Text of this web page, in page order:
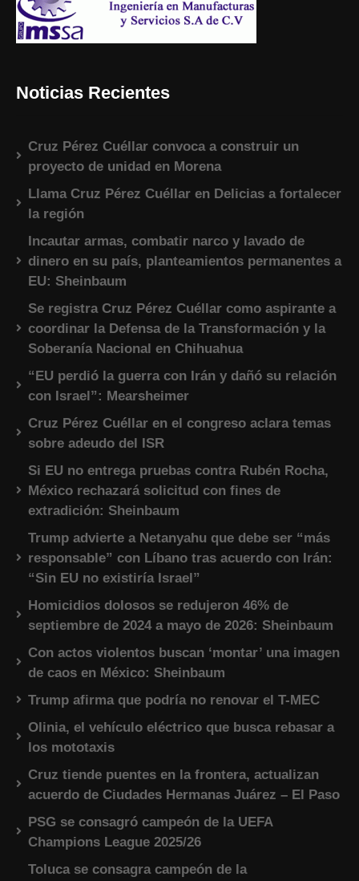
Noticias Recientes
Cruz Pérez Cuéllar convoca a construir un
proyecto de unidad en Morena
Llama Cruz Pérez Cuéllar en Delicias a fortalecer
la región
Incautar armas, combatir narco y lavado de
dinero en su país, planteamientos permanentes a
EU: Sheinbaum
Se registra Cruz Pérez Cuéllar como aspirante a
coordinar la Defensa de la Transformación y la
Soberanía Nacional en Chihuahua
“EU perdió la guerra con Irán y dañó su relación
con Israel”: Mearsheimer
Cruz Pérez Cuéllar en el congreso aclara temas
sobre adeudo del ISR
Si EU no entrega pruebas contra Rubén Rocha,
México rechazará solicitud con fines de
extradición: Sheinbaum
Trump advierte a Netanyahu que debe ser “más
responsable” con Líbano tras acuerdo con Irán:
“Sin EU no existiría Israel”
Homicidios dolosos se redujeron 46% de
septiembre de 2024 a mayo de 2026: Sheinbaum
Con actos violentos buscan ‘montar’ una imagen
de caos en México: Sheinbaum
Trump afirma que podría no renovar el T-MEC
Olinia, el vehículo eléctrico que busca rebasar a
los mototaxis
Cruz tiende puentes en la frontera, actualizan
acuerdo de Ciudades Hermanas Juárez – El Paso
PSG se consagró campeón de la UEFA
Champions League 2025/26
Toluca se consagra campeón de la